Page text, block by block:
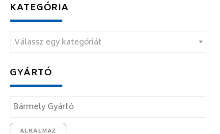
KATEGÓRIA
Válassz egy kategóriát
GYÁRTÓ
ALKALMAZ